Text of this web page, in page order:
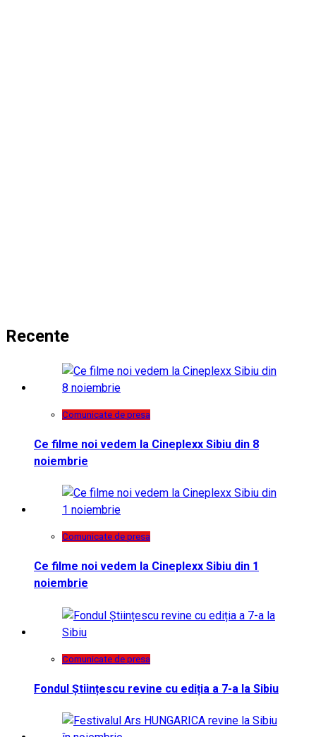
Recente
Comunicate de presa
Ce filme noi vedem la Cineplexx Sibiu din 8
noiembrie
Comunicate de presa
Ce filme noi vedem la Cineplexx Sibiu din 1
noiembrie
Comunicate de presa
Fondul Științescu revine cu ediția a 7-a la Sibiu